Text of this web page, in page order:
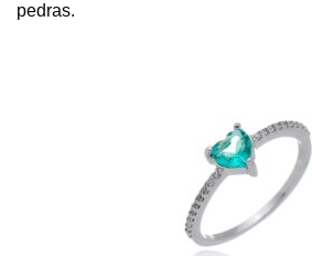
pedras.